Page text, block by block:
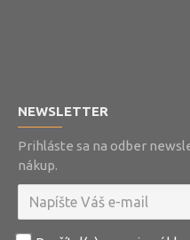
NEWSLETTER
Prihláste sa na odber
nákup.